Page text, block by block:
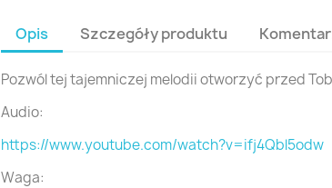
Opis Szczegóły produktu
Pozwól tej tajemniczej melodii otworzyć przed
Audio:
https://www.youtube.com/watch?v=ifj4Qbl5odw
Waga: